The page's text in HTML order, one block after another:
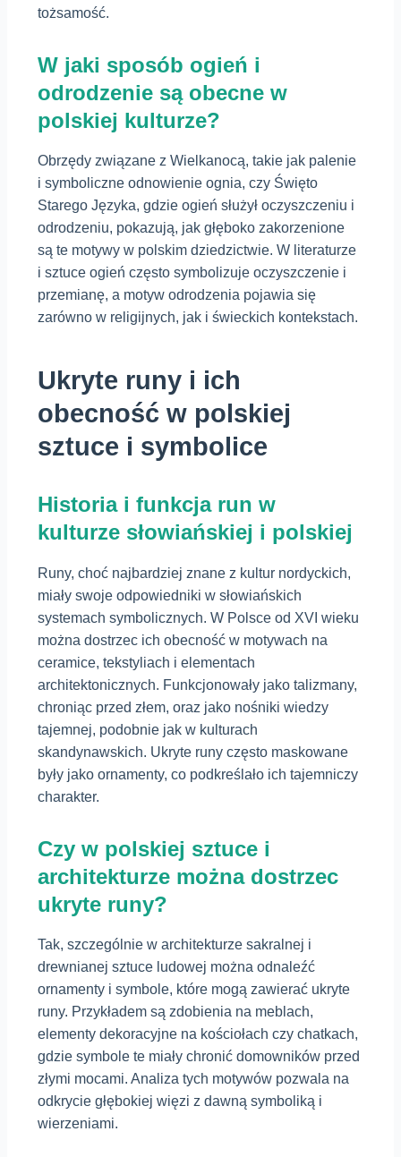
tożsamość.
W jaki sposób ogień i
odrodzenie są obecne w
polskiej kulturze?
Obrzędy związane z Wielkanocą, takie jak palenie
i symboliczne odnowienie ognia, czy Święto
Starego Języka, gdzie ogień służył oczyszczeniu i
odrodzeniu, pokazują, jak głęboko zakorzenione
są te motywy w polskim dziedzictwie. W literaturze
i sztuce ogień często symbolizuje oczyszczenie i
przemianę, a motyw odrodzenia pojawia się
zarówno w religijnych, jak i świeckich kontekstach.
Ukryte runy i ich
obecność w polskiej
sztuce i symbolice
Historia i funkcja run w
kulturze słowiańskiej i polskiej
Runy, choć najbardziej znane z kultur nordyckich,
miały swoje odpowiedniki w słowiańskich
systemach symbolicznych. W Polsce od XVI wieku
można dostrzec ich obecność w motywach na
ceramice, tekstyliach i elementach
architektonicznych. Funkcjonowały jako talizmany,
chroniąc przed złem, oraz jako nośniki wiedzy
tajemnej, podobnie jak w kulturach
skandynawskich. Ukryte runy często maskowane
były jako ornamenty, co podkreślało ich tajemniczy
charakter.
Czy w polskiej sztuce i
architekturze można dostrzec
ukryte runy?
Tak, szczególnie w architekturze sakralnej i
drewnianej sztuce ludowej można odnaleźć
ornamenty i symbole, które mogą zawierać ukryte
runy. Przykładem są zdobienia na meblach,
elementy dekoracyjne na kościołach czy chatkach,
gdzie symbole te miały chronić domowników przed
złymi mocami. Analiza tych motywów pozwala na
odkrycie głębokiej więzi z dawną symboliką i
wierzeniami.